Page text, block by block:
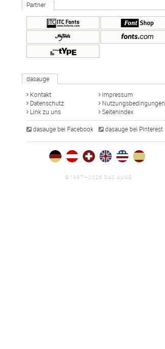
Partner
dasauge
Kontakt
Impressum
Datenschutz
Nutzungsbedingungen
Link zu uns
Seitenindex
dasauge bei Facebook dasauge bei Pinterest
©1997—2026 DAS AUGE